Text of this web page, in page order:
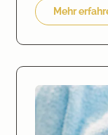
Mehr
Hartnäckige